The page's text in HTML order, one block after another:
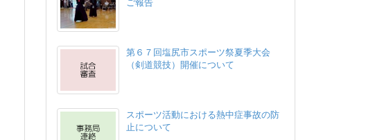
第６７回塩尻市スポーツ祭夏季大会
（剣道競技）開催について
スポーツ活動における熱中症事故の防
止について